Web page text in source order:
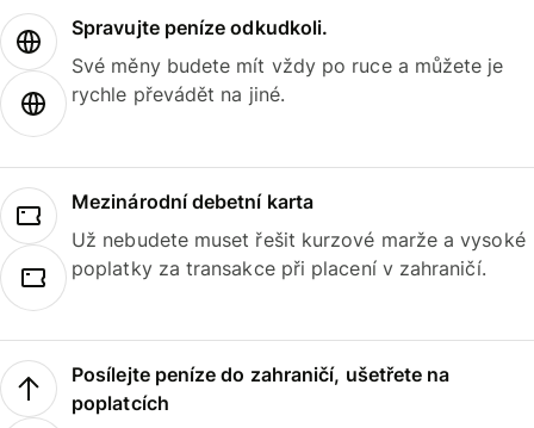
Spravujte peníze odkudkoli.
Své měny budete mít vždy po ruce a můžete je
rychle převádět na jiné.
Mezinárodní debetní karta
Už nebudete muset řešit kurzové marže a vysoké
poplatky za transakce při placení v zahraničí.
Posílejte peníze do zahraničí, ušetřete na
poplatcích